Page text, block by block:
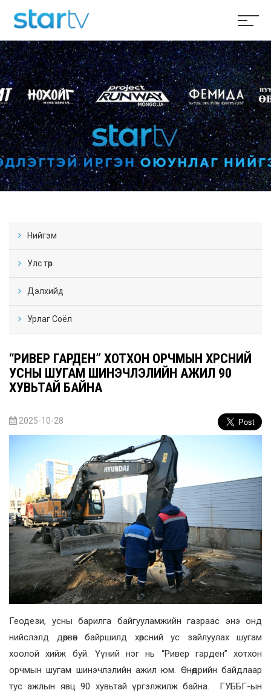
Нийгэм
Улс төр
Дэлхийд
Урлаг Соёл
“РИВЕР ГАРДЕН” ХОТХОН ОРЧМЫН ХӨРСНИЙ
УСНЫ ШУГАМ ШИНЭЧЛЭЛИЙН АЖИЛ 90
ХУВЬТАЙ БАЙНА
2025-10-28
Геодези, усны барилга байгууламжийн газраас энэ онд
нийслэлд дөрвөн байршилд хөрсний ус зайлуулах шугам
хоолой хийж буй. Үүний нэг нь “Ривер гарден” хотхон
орчмын шугам шинэчлэлийн ажил юм. Өнөөдрийн байдлаар
тус ажлын явц 90 хувьтай үргэлжилж байна. ГУББГ-ын